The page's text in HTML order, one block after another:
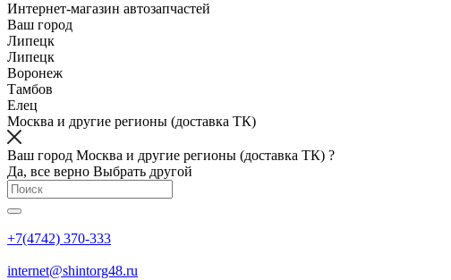
Интернет-магазин автозапчастей
Ваш город
Липецк
Липецк
Воронеж
Тамбов
Елец
Москва и другие регионы (доставка ТК)
Ваш город Москва и другие регионы (доставка ТК) ?
Да, все верно Выбрать другой
+7(4742) 370-333
internet@shintorg48.ru